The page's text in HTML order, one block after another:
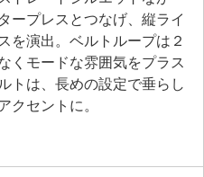
ープレスとつなげ、縦ライ
を演出。ベルトループは２
くモードな雰囲気をプラス
トは、長めの設定で垂らし
クセントに。